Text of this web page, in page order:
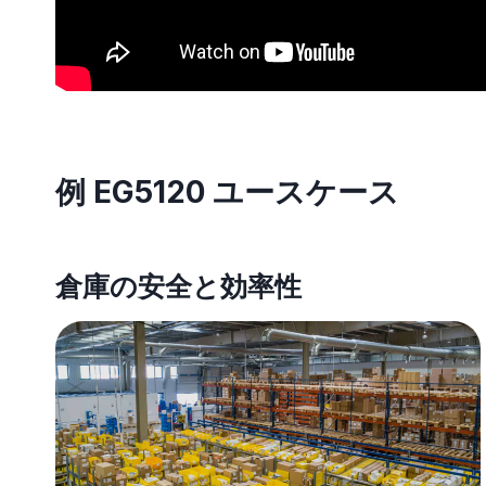
例 EG5120 ユースケース
倉庫の安全と効率性